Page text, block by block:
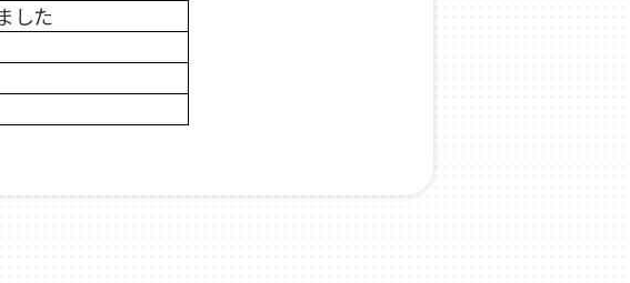
した